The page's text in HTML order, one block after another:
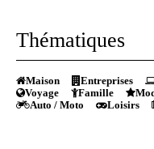
Thématiques
Maison Entreprises
Voyage
Famille
Auto / Moto
Loisirs